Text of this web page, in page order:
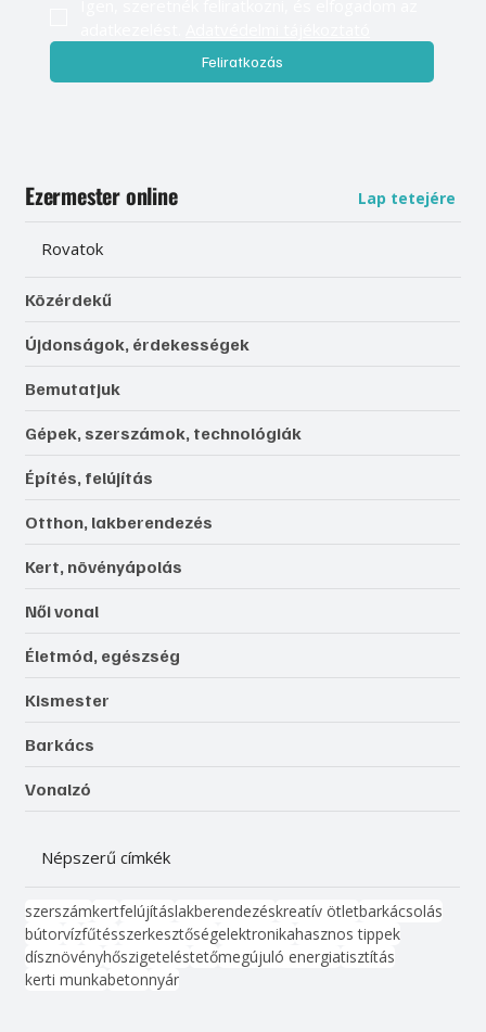
Feliratkozás
Ezermester online Lap tetejére
Rovatok
Közérdekű
Újdonságok, érdekességek
Bemutatjuk
Gépek, szerszámok, technológiák
Építés, felújítás
Otthon, lakberendezés
Kert, növényápolás
Női vonal
Életmód, egészség
Kismester
Barkács
Vonalzó
Népszerű címkék
szerszámkertfelújításlakberendezéskreatív ötletbarkácsolás
bútorvízfűtésszerkesztőségelektronikahasznos tippek
dísznövényhőszigeteléstetőmegújuló energiatisztítás
kerti munkabetonnyár